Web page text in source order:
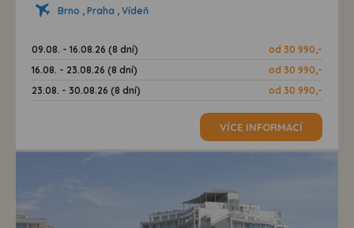
Brno , Praha , Vídeň
09.08. - 16.08.26 (8 dní)
od 30 990,-
16.08. - 23.08.26 (8 dní)
od 30 990,-
23.08. - 30.08.26 (8 dní)
od 30 990,-
VÍCE INFORMACÍ